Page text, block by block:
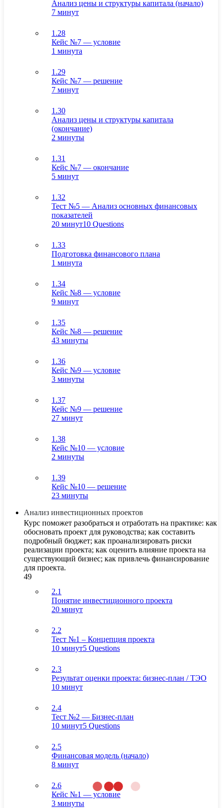
Анализ цены и структуры капитала (начало)
7 минут
1.28
Кейс №7 — условие
1 минута
1.29
Кейс №7 — решение
7 минут
1.30
Анализ цены и структуры капитала
(окончание)
2 минуты
1.31
Кейс №7 — окончание
5 минут
1.32
Тест №5 — Анализ основных финансовых
показателей
20 минут10 Questions
1.33
Подготовка финансового плана
1 минута
1.34
Кейс №8 — условие
9 минут
1.35
Кейс №8 — решение
43 минуты
1.36
Кейс №9 — условие
3 минуты
1.37
Кейс №9 — решение
27 минут
1.38
Кейс №10 — условие
2 минуты
1.39
Кейс №10 — решение
23 минуты
Анализ инвестиционных проектов
Курс поможет разобраться и отработать на практике: как
обосновать проект для руководства; как составить
подробный бюджет; как проанализировать риски
реализации проекта; как оценить влияние проекта на
существующий бизнес; как привлечь финансирование
для проекта.
49
2.1
Понятие инвестиционного проекта
20 минут
2.2
Тест №1 – Концепция проекта
10 минут5 Questions
2.3
Результат оценки проекта: бизнес-план / ТЭО
10 минут
2.4
Тест №2 — Бизнес-план
10 минут5 Questions
2.5
Финансовая модель (начало)
8 минут
2.6
Кейс №1 — условие
3 минуты